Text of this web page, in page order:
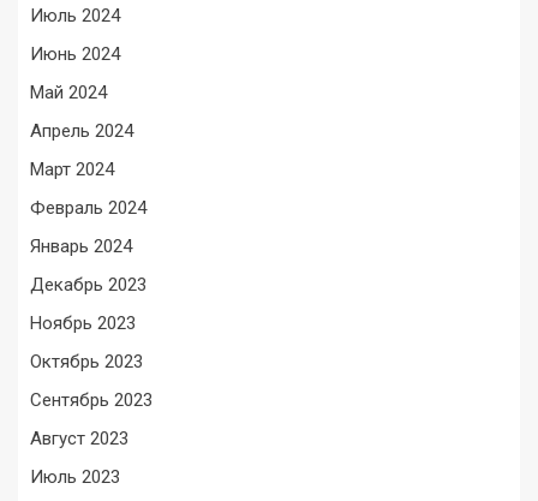
Июль 2024
Июнь 2024
Май 2024
Апрель 2024
Март 2024
Февраль 2024
Январь 2024
Декабрь 2023
Ноябрь 2023
Октябрь 2023
Сентябрь 2023
Август 2023
Июль 2023